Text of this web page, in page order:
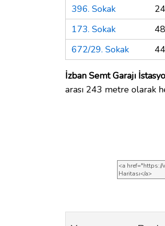
396. Sokak
173. Sokak
672/29. Sokak
İzban Semt Garajı
arası 243 metre olarak